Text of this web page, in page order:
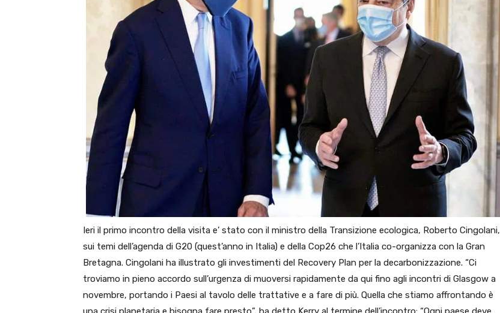
Ieri il primo incontro della visita e’ stato con il ministro della Transizione ecologica, Roberto Cingolani,
sui temi dell’agenda di G20 (quest’anno in Italia) e della Cop26 che l’Italia co-organizza con la Gran
Bretagna. Cingolani ha illustrato gli investimenti del Recovery Plan per la decarbonizzazione. “Ci
troviamo in pieno accordo sull’urgenza di muoversi rapidamente da qui fino agli incontri di Glasgow a
novembre, portando i Paesi al tavolo delle trattative e a fare di più. Quella che stiamo affrontando è